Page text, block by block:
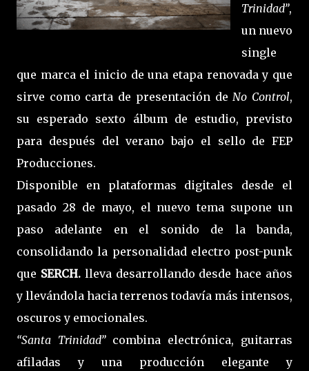
Trinidad”,
un nuevo
single
que marca el inicio de una etapa renovada y que
sirve como carta de presentación de No Control,
su esperado sexto álbum de estudio, previsto
para después del verano bajo el sello de FEP
Producciones.
Disponible en plataformas digitales desde el
pasado 28 de mayo, el nuevo tema supone un
paso adelante en el sonido de la banda,
consolidando la personalidad electro post-punk
que SERCH.lleva desarrollando desde hace años
y llevándola hacia terrenos todavía más intensos,
oscuros y emocionales.
“Santa Trinidad”combina electrónica, guitarras
afiladas y una producción elegante y